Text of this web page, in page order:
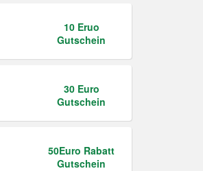
10 Eruo
Gutschein
30 Euro
Gutschein
50Euro Rabatt
Gutschein